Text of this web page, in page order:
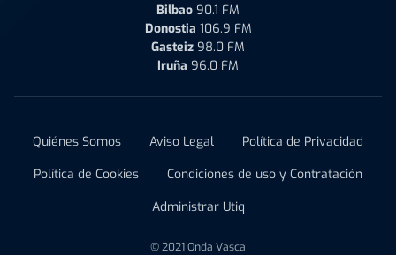
Bilbao 90.1 FM
Donostia 106.9 FM
Gasteiz 98.0 FM
Iruña 96.0 FM
Quiénes Somos Aviso Legal
Política de Privacidad
Política de Cookies
Condiciones de uso y Contratación
Administrar Utiq
© 2021 Onda Vasca